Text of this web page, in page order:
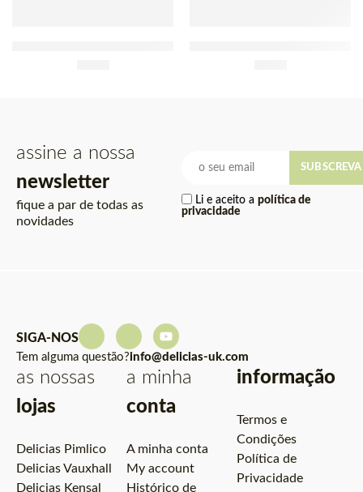
assine a nossa
newsletter
fique a par de todas as
novidades
Li e aceito a política de
privacidade
SUBSCREVA
SIGA-NOS
Tem alguma questão?info@delicias-uk.com
as nossas
lojas
Delicias Pimlico
Delicias Vauxhall
Delicias Kensal
a minha
conta
A minha conta
My account
Histórico de
informação
Termos e
Condições
Política de
Privacidade